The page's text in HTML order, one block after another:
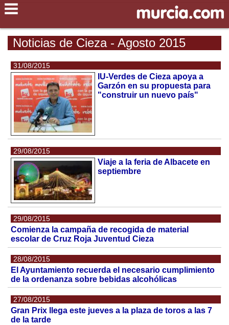
Noticias de Cieza - Agosto 2015
31/08/2015
IU-Verdes de Cieza apoya a
Garzón en su propuesta para
"construir un nuevo país"
29/08/2015
Viaje a la feria de Albacete en
septiembre
29/08/2015
Comienza la campaña de recogida de material
escolar de Cruz Roja Juventud Cieza
28/08/2015
El Ayuntamiento recuerda el necesario cumplimiento
de la ordenanza sobre bebidas alcohólicas
27/08/2015
Gran Prix llega este jueves a la plaza de toros a las 7
de la tarde